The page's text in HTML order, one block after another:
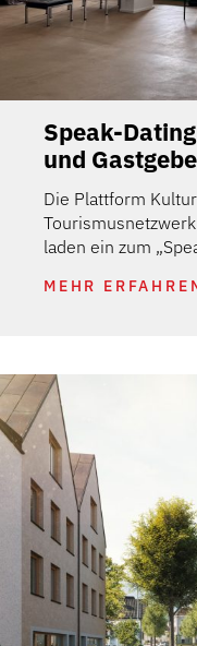
Speak-
und
Die Plattform
laden ein zum
MEHR